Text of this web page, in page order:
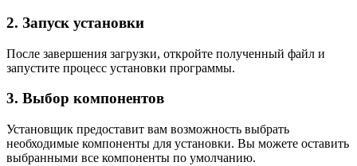
2. Запуск установки
После завершения загрузки, откройте полученный файл и
запустите процесс установки программы.
3. Выбор компонентов
Установщик предоставит вам возможность выбрать
необходимые компоненты для установки. Вы можете оставить
выбранными все компоненты по умолчанию.